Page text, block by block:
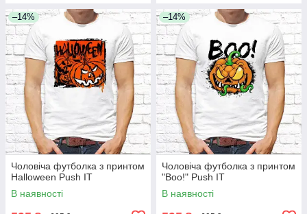
–14%
Чоловіча футболка з принтом
Halloween Push IT
В наявності
–14%
Чоловіча футболка з принтом
"Boo!" Push IT
В наявності